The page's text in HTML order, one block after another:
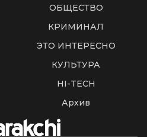
ОБЩЕСТВО
КРИМИНАЛ
ЭТО ИНТЕРЕСНО
КУЛЬТУРА
HI-TECH
Архив